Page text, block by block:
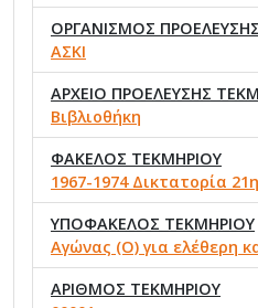
ΟΡΓΑΝΙΣΜΟΣ
ΑΣΚΙ
ΑΡΧΕΙΟ ΠΡΟΕΛΕΥΣΗΣ
Βιβλιοθήκη
ΦΑΚΕΛΟΣ ΤΕΚΜΗΡΙΟΥ
1967-1974 Δικτατορία
ΥΠΟΦΑΚΕΛΟΣ ΤΕΚΜΗΡΙΟΥ
Αγώνας (Ο) για ελέθερη
ΑΡΙΘΜΟΣ ΤΕΚΜΗΡΙΟΥ